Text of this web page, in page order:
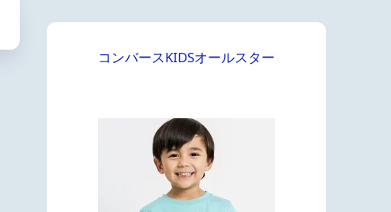
コンバースKIDSオールスター